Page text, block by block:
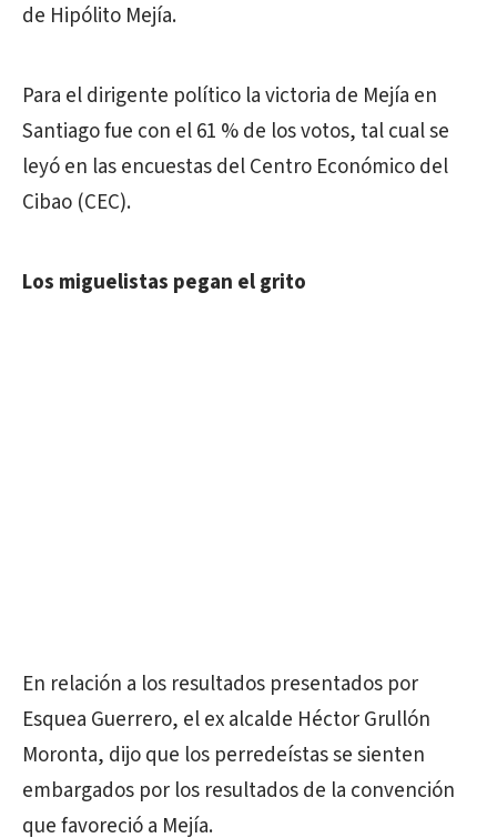
de Hipólito Mejía.
Para el dirigente político la victoria de Mejía en
Santiago fue con el 61 % de los votos, tal cual se
leyó en las encuestas del Centro Económico del
Cibao (CEC).
Los miguelistas pegan el grito
En relación a los resultados presentados por
Esquea Guerrero, el ex alcalde Héctor Grullón
Moronta, dijo que los perredeístas se sienten
embargados por los resultados de la convención
que favoreció a Mejía.